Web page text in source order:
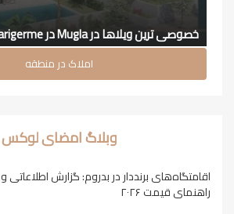
خصوصی ترین ویلاها در Mugla در Sarigerme
املاک در منطقه
وبلاگ امضای لوکس
اقامتگاه‌های برنددار در بدروم: گزارش اطلاعاتی و
راهنمای قیمت ۲۰۲۶